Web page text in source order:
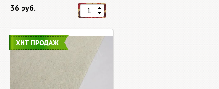
36 руб.